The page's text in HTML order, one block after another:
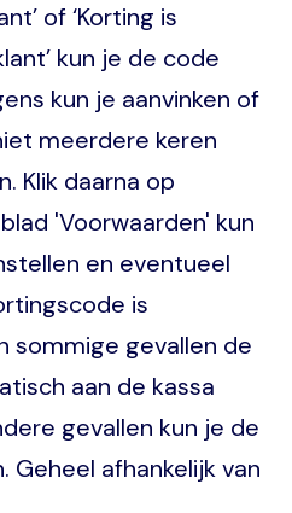
of ‘Korting is
kun je de code
kun je aanvinken of
meerdere keren
Klik daarna op
'Voorwaarden' kun
en eventueel
is
sommige gevallen de
aan de kassa
gevallen kun je de
afhankelijk van